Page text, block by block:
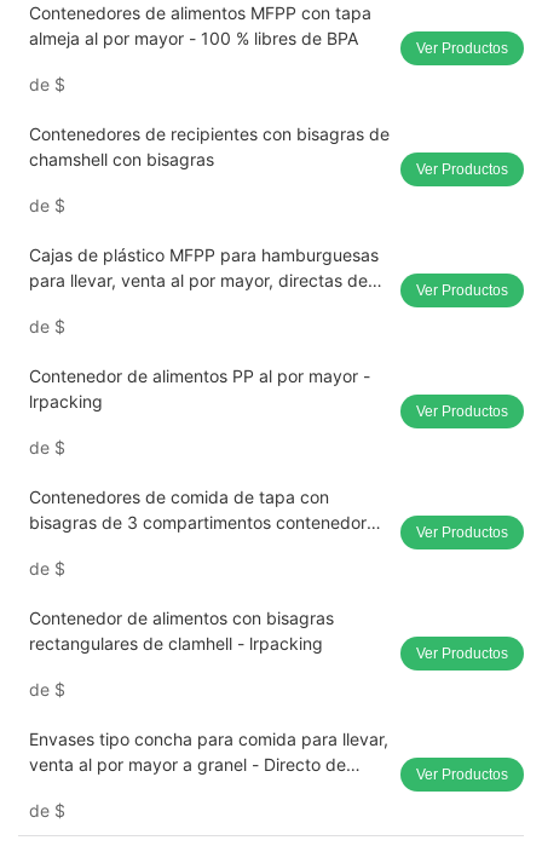
Contenedores de alimentos MFPP con tapa
almeja al por mayor - 100 % libres de BPA
de $
Ver Productos
Contenedores de recipientes con bisagras de
chamshell con bisagras
de $
Ver Productos
Cajas de plástico MFPP para hamburguesas
para llevar, venta al por mayor, directas de
de $
Ver Productos
Contenedor de alimentos PP al por mayor -
lrpacking
de $
Ver Productos
Contenedores de comida de tapa con
bisagras de 3 compartimentos contenedor
de $
Ver Productos
Contenedor de alimentos con bisagras
rectangulares de clamhell - lrpacking
de $
Ver Productos
Envases tipo concha para comida para llevar,
venta al por mayor a granel - Directo de
de $
Ver Productos